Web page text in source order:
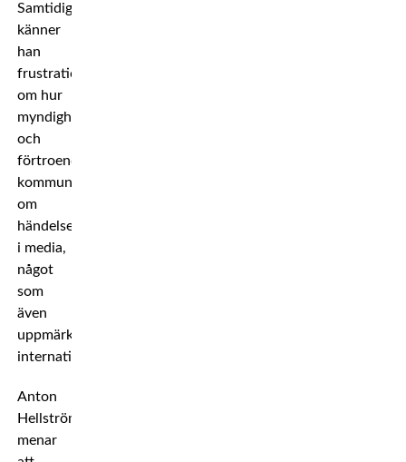
Samtidigt
känner
han
frustration
om hur
myndigheter
och
förtroendepersoner
kommunicerat
om
händelsen
i media,
något
som
även
uppmärksammats
internationellt.
Anton
Hellström
menar